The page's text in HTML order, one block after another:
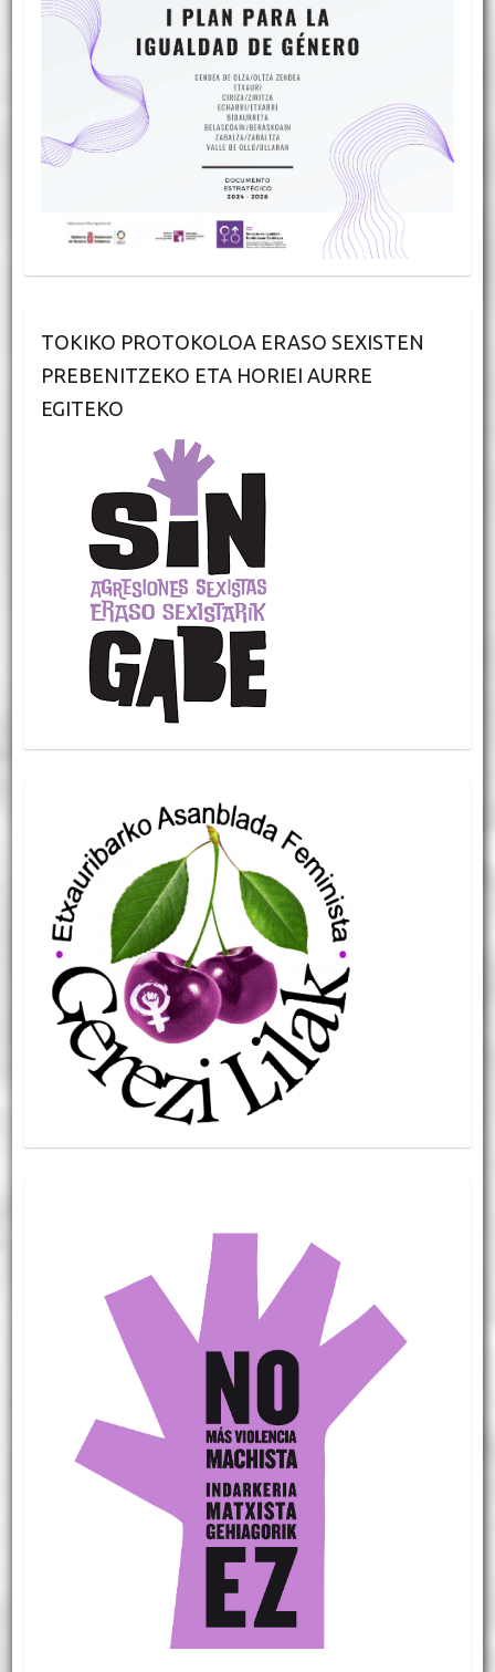
TOKIKO PROTOKOLOA ERASO SEXISTEN
PREBENITZEKO ETA HORIEI AURRE
EGITEKO